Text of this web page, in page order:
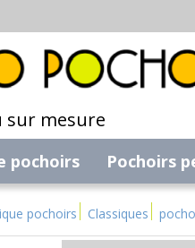
sur mesure
pochoirs Pochoirs
pochoirs Classiques